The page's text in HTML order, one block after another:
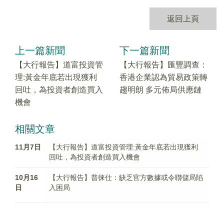
返回上頁
上一篇新聞
【大行報告】道富投資管
理:黃金年底若出現獲利
回吐，為投資者創造買入
機會
下一篇新聞
【大行報告】匯豐調查：
香港企業認為貿易政策轉
趨明朗 多元佈局供應鏈
相關文章
11月7日
【大行報告】道富投資管理:黃金年底若出現獲利
回吐，為投資者創造買入機會
10月16
日
【大行報告】普徕仕：缺乏官方數據或令聯儲局陷
入困局